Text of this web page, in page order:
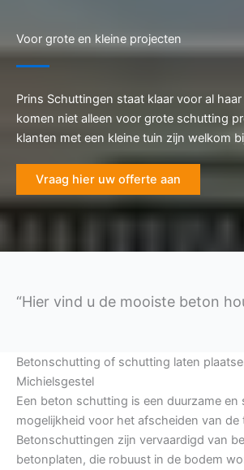
Voor grote en kleine projecten
Prins Schuttingen staat klaar voor al
komen niet alleen voor grote schutting
klanten met een kleine tuin zijn welkom
Vraag hier uw offerte aan
“Hier vind u de mooiste beton
Betonschutting of schutting laten
Michielsgestel
Een beton schutting is een duurzame en
mogelijkheid voor het afscheiden van de
Betonschuttingen zijn vervaardigd van
betonplaten, die robuust in de bodem